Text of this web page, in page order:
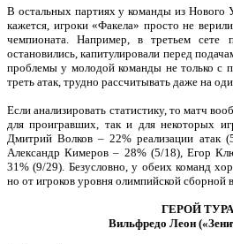
В остальных партиях у команды из Нового
кажется, игроки «Факела» просто не
чемпионата. Например, в третьем
остановились, капитулировали перед
проблемы у молодой команды не только с
треть атак, трудно рассчитывать даже на
Если анализировать статистику, то матч
для проигравших, так и для некоторых
Дмитрий Волков – 22% реализации атак
Александр Кимеров – 28% (5/18), Егор
31% (9/29). Безусловно, у обеих команд
но от игроков уровня олимпийской сборной
ГЕРОЙ ТУРА
Вильфредо Леон